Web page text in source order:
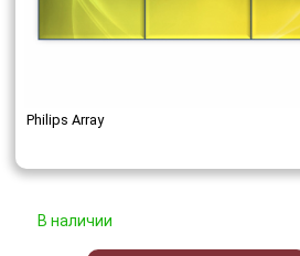
Philips Array
В наличии